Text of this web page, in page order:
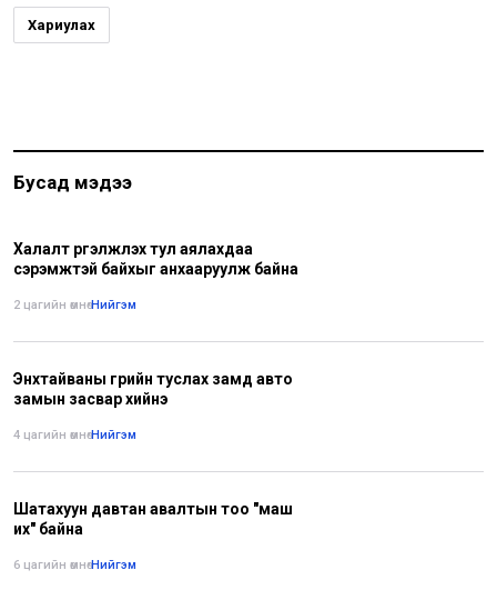
Хариулах
Бусад мэдээ
Халалт үргэлжлэх тул аялахдаа
сэрэмжтэй байхыг анхааруулж байна
2 цагийн өмнө•Нийгэм
Энхтайваны гүүрийн туслах замд авто
замын засвар хийнэ
4 цагийн өмнө•Нийгэм
Шатахуун давтан авалтын тоо "маш
их" байна
6 цагийн өмнө•Нийгэм